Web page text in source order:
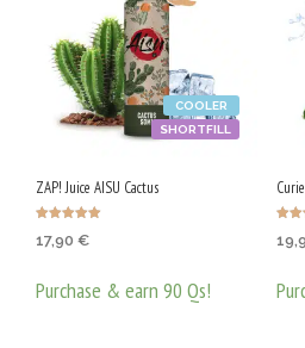
SHORTFILL
COOLER
ZAP! Juice AISU Cactus
5.00
17,90 €
Purchase & earn 90 Qs!
5.00